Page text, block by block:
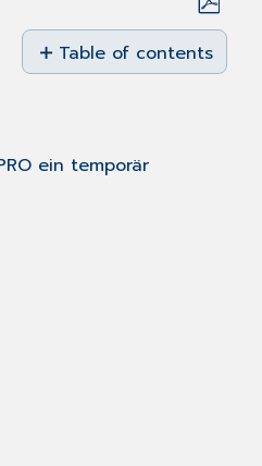
Save
as
PDF
Table of contents
No
ein temporär